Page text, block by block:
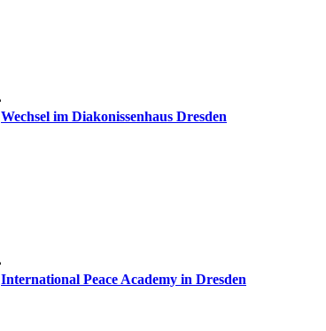
Wechsel im Diakonissenhaus Dresden
International Peace Academy in Dresden